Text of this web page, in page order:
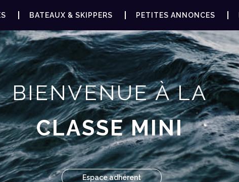
BATEAUX & SKIPPERS PETITES ANNONCES
BIENVENUE À LA
CLASSE MINI
Espace adhérent